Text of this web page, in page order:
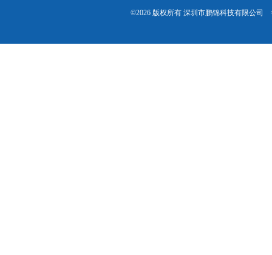
©2026 版权所有 深圳市鹏锦科技有限公司